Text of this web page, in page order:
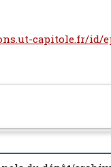
capitole.fr/id/